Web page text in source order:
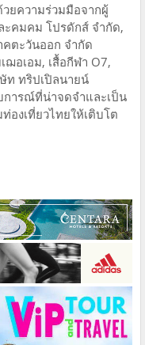
ยความร่วมมือจากผู้
คมคม โปรดักส์ จำกัด,
ตะวันออก จำกัด
ฌอเอม, เสื้อกีฬา O7,
ท ทริปเปิลนายน์
การณ์ที่น่าจดจำและเป็น
องเที่ยวไทยให้เติบโต